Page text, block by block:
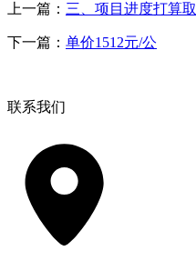
上一篇： 三、项目进度打算取
下一篇： 单价1512元/公
联系我们